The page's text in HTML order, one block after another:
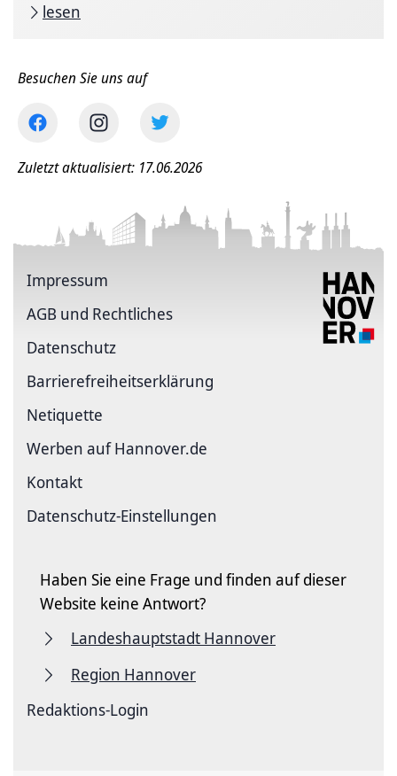
lesen
Besuchen Sie uns auf
Zuletzt aktualisiert: 17.06.2026
Impressum
AGB und Rechtliches
Datenschutz
Barriere­freiheits­erklärung
Netiquette
Werben auf Hannover.de
Kontakt
Datenschutz-Einstellungen
Haben Sie eine Frage und finden auf dieser
Website keine Antwort?
Landeshauptstadt Hannover
Region Hannover
Redaktions-Login